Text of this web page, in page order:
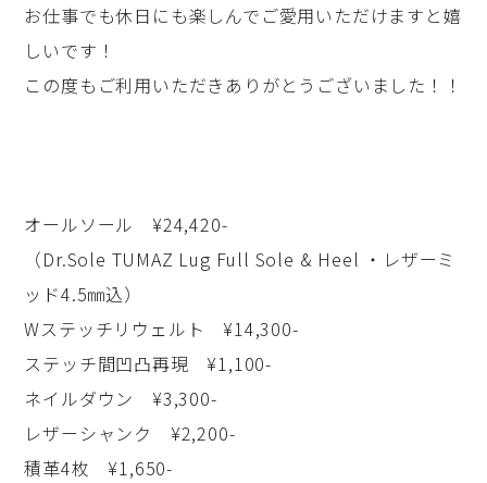
お仕事でも休日にも楽しんでご愛用いただけますと嬉
しいです！
この度もご利用いただきありがとうございました！！
オールソール ¥24,420-
（Dr.Sole TUMAZ Lug Full Sole & Heel ・レザーミ
ッド4.5㎜込）
Wステッチリウェルト ¥14,300-
ステッチ間凹凸再現 ¥1,100-
ネイルダウン ¥3,300-
レザーシャンク ¥2,200-
積革4枚 ¥1,650-